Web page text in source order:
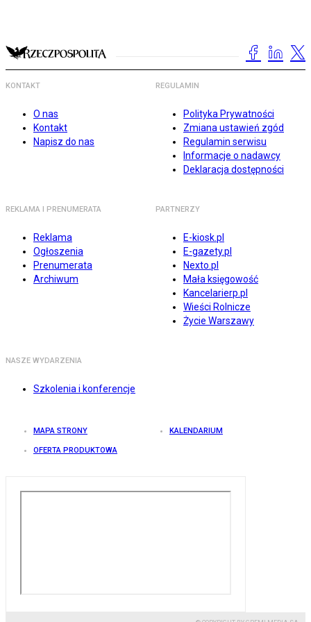
KONTAKT
O nas
Kontakt
Napisz do nas
REGULAMIN
Polityka Prywatności
Zmiana ustawień zgód
Regulamin serwisu
Informacje o nadawcy
Deklaracja dostępności
REKLAMA I PRENUMERATA
Reklama
Ogłoszenia
Prenumerata
Archiwum
PARTNERZY
E-kiosk.pl
E-gazety.pl
Nexto.pl
Mała księgowość
Kancelarierp.pl
Wieści Rolnicze
Życie Warszawy
NASZE WYDARZENIA
Szkolenia i konferencje
MAPA STRONY KALENDARIUM
OFERTA PRODUKTOWA